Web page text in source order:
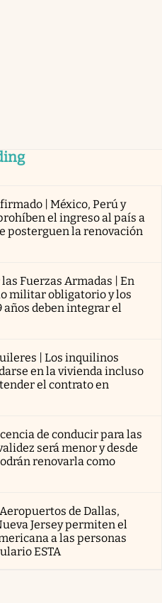
| México, Perú y
el ingreso al país a
posterguen la renovación
Fuerzas Armadas | En
militar obligatorio y los
años deben integrar el
| Los inquilinos
en la vivienda incluso
el contrato en
de conducir para las
será menor y desde
renovarla como
de Dallas,
Jersey permiten el
a las personas
ESTA